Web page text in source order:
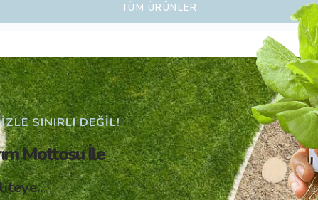
TÜM ÜRÜNLER
SINIRLI DEĞIL!
Mottosu İle